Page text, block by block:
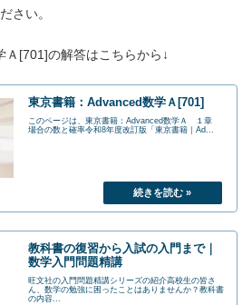
さい。
[701]の解答はこちらから↓
東京書籍：Advanced数学Ａ[701]
このページは、東京書籍：Advanced数学Ａ １章
場合の数と確率令和8年度改訂版「東京書籍｜Ad...
教科書の復習から入試の入門まで｜
数学入門問題精講
旺文社の入門問題精講シリーズの紹介高校生の皆さ
ん、数学の勉強に困ったことはありませんか？教科書
の内容...